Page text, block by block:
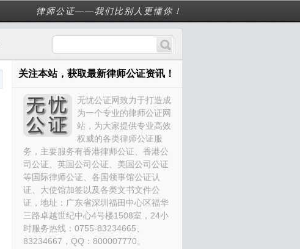
律师公证——我们比别人更懂你！
关注本站，获取最新律师公证资讯！
无忧公证网致力于打造成
为一个专业的律师公证网
站，为大家提供专业高效
权威的各类律师公证服
务，主要服务有香港律师公证、香港公
司公证、英国公司公证、美国公司公证
等国际律师公证、各国领事馆公证认
证、大使馆加签以及各类文书文件公
证，地址：广东省深圳福田中心区福华
三路卓越世纪中心4号楼1508室，24小
时服务热线：0755-83234665、
83234667，QQ：800007770。